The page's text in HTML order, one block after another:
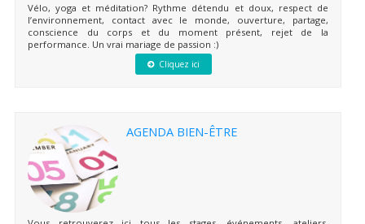
Vélo, yoga et méditation? Rythme détendu et doux, respect de
l’environnement, contact avec le monde, ouverture, partage,
conscience du corps et du moment présent, rejet de la
performance. Un vrai mariage de passion :)
Cliquez ici
AGENDA BIEN-ÊTRE